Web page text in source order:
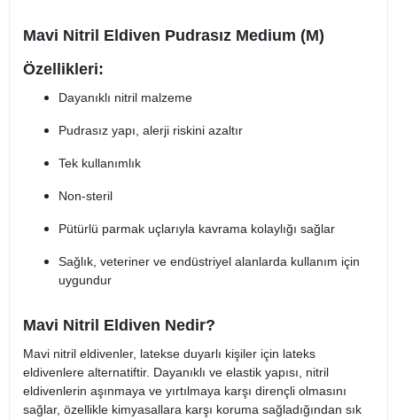
Mavi Nitril Eldiven Pudrasız Medium (M)
Özellikleri:
Dayanıklı nitril malzeme
Pudrasız yapı, alerji riskini azaltır
Tek kullanımlık
Non-steril
Pütürlü parmak uçlarıyla kavrama kolaylığı sağlar
Sağlık, veteriner ve endüstriyel alanlarda kullanım için
uygundur​
Mavi Nitril Eldiven Nedir?
Mavi nitril eldivenler, latekse duyarlı kişiler için lateks
eldivenlere alternatiftir. Dayanıklı ve elastik yapısı, nitril
eldivenlerin aşınmaya ve yırtılmaya karşı dirençli olmasını
sağlar, özellikle kimyasallara karşı koruma sağladığından sık